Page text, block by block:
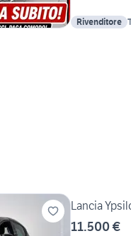
Rivenditore
Lancia
11.500 €